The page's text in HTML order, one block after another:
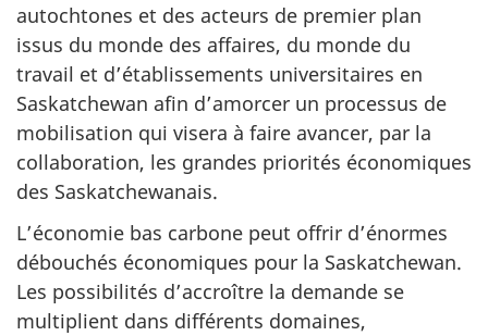
autochtones et des acteurs de premier plan
issus du monde des affaires, du monde du
travail et d’établissements universitaires en
Saskatchewan afin d’amorcer un processus de
mobilisation qui visera à faire avancer, par la
collaboration, les grandes priorités économiques
des Saskatchewanais.
L’économie bas carbone peut offrir d’énormes
débouchés économiques pour la Saskatchewan.
Les possibilités d’accroître la demande se
multiplient dans différents domaines,